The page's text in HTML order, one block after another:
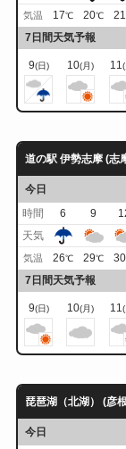
気温 17℃ 20℃ 21
7日間天気予報
9(日) 10(月) 11
道の駅 伊勢志摩 (志
今日
時間
6 9
天気
気温 26℃ 29℃ 30
7日間天気予報
9(日) 10(月) 11
琵琶湖（北湖） (彦
今日